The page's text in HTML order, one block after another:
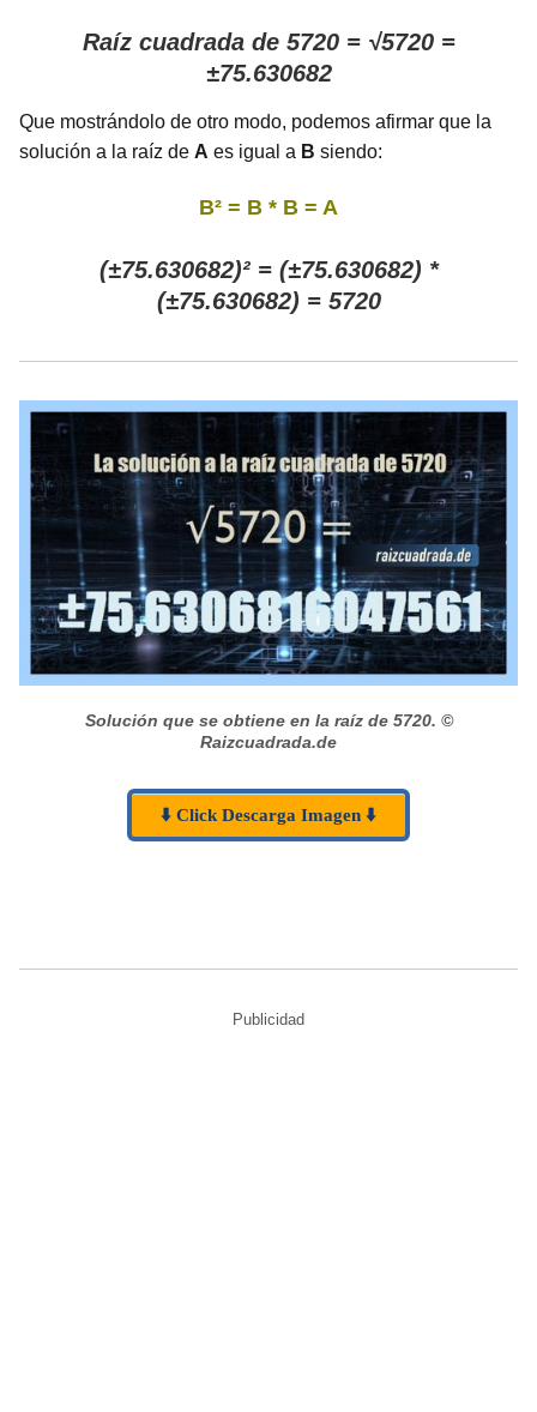
Raíz cuadrada de 5720 = √5720 =
±75.630682
Que mostrándolo de otro modo, podemos afirmar que la
solución a la raíz de A es igual a B siendo:
B² = B * B = A
(±75.630682)² = (±75.630682) *
(±75.630682) = 5720
Solución que se obtiene en la raíz de 5720. ©
Raizcuadrada.de
⬇️ Click Descarga Imagen ⬇️
Publicidad